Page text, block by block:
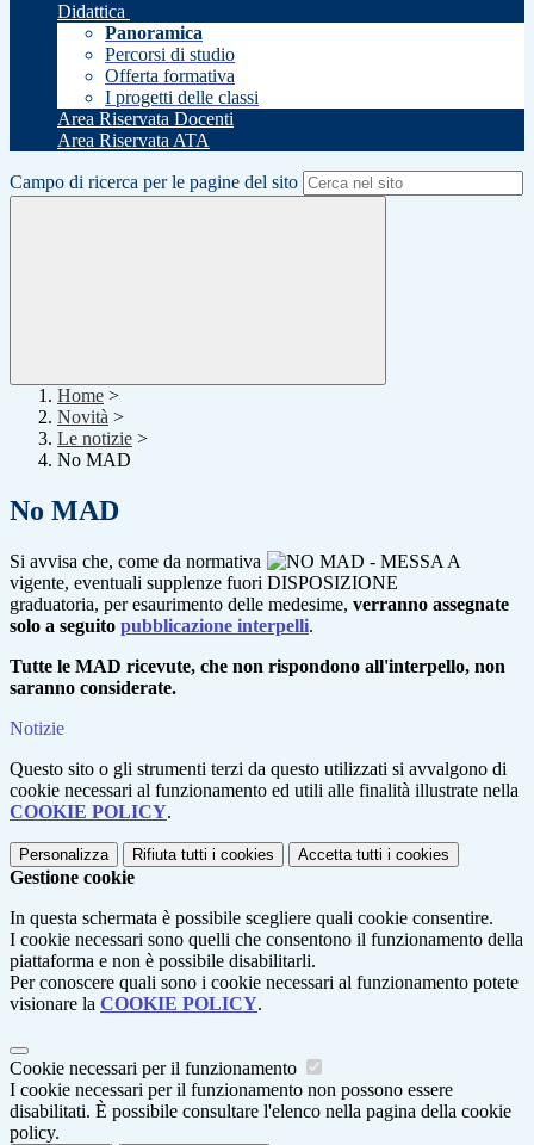
Didattica
Panoramica
Percorsi di studio
Offerta formativa
I progetti delle classi
Area Riservata Docenti
Area Riservata ATA
Campo di ricerca per le pagine del sito
Home >
Novità >
Le notizie >
No MAD
No MAD
Si avvisa che, come da normativa
vigente, eventuali supplenze fuori
graduatoria, per esaurimento delle medesime, verranno assegnate
solo a seguito pubblicazione interpelli.
Tutte le MAD ricevute, che non rispondono all'interpello, non
saranno considerate.
Notizie
Questo sito o gli strumenti terzi da questo utilizzati si avvalgono di
cookie necessari al funzionamento ed utili alle finalità illustrate nella
COOKIE POLICY.
Personalizza Rifiuta tutti i cookies Accetta tutti i cookies
Gestione cookie
In questa schermata è possibile scegliere quali cookie consentire.
I cookie necessari sono quelli che consentono il funzionamento della
piattaforma e non è possibile disabilitarli.
Per conoscere quali sono i cookie necessari al funzionamento potete
visionare la COOKIE POLICY.
Cookie necessari per il funzionamento
I cookie necessari per il funzionamento non possono essere
disabilitati. È possibile consultare l'elenco nella pagina della cookie
policy.